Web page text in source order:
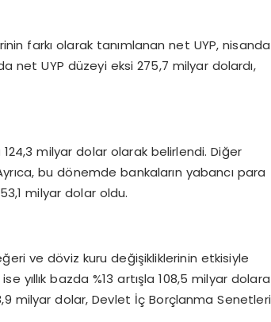
farkı olarak tanımlanan net UYP, nisanda
net UYP düzeyi eksi 275,7 milyar dolardı,
124,3 milyar dolar olarak belirlendi. Diğer
bu dönemde bankaların yabancı para
milyar dolar oldu.
ve döviz kuru değişikliklerinin etkisiyle
yıllık bazda %13 artışla 108,5 milyar dolara
milyar dolar, Devlet İç Borçlanma Senetleri